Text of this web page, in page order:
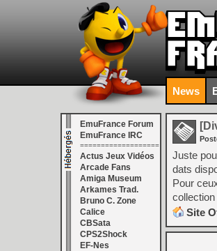
News
EmuFrance Forum
EmuFrance IRC
===================
Actus Jeux Vidéos
Arcade Fans
Amiga Museum
Arkames Trad.
Bruno C. Zone
Calice
CBSata
CPS2Shock
EF-Nes
Juste
dats
Pour
Site